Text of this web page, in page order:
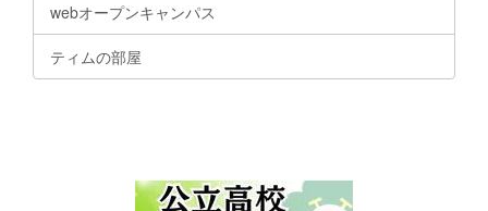
webオープンキャンパス
ティムの部屋